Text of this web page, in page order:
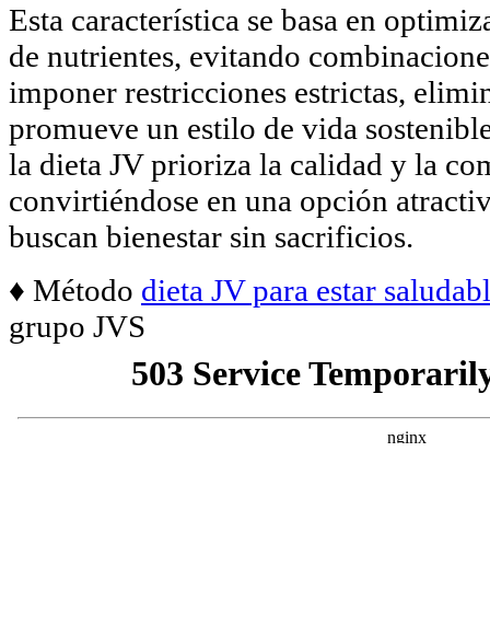
Esta característica se basa en
de nutrientes, evitando
imponer restricciones estrictas,
promueve un estilo de vida
la dieta JV prioriza la calidad y la
convirtiéndose en una opción
buscan bienestar sin sacrificios.
♦ Método dieta JV para estar
grupo JVS